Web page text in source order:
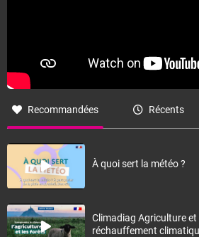
Recommandées Récents
À quoi sert la météo ?
Climadiag Agriculture et
réchauffement